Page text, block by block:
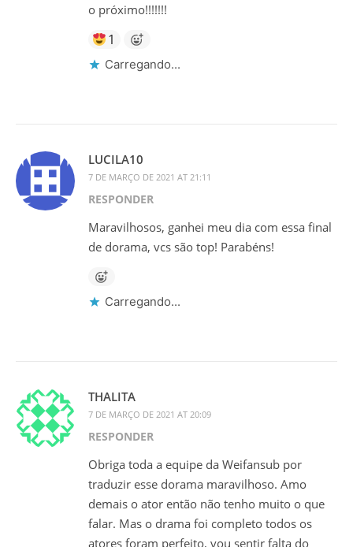
o próximo!!!!!!!
1
Carregando...
LUCILA10
7 DE MARÇO DE 2021 AT 21:11
RESPONDER
Maravilhosos, ganhei meu dia com essa final
de dorama, vcs são top! Parabéns!
Carregando...
THALITA
7 DE MARÇO DE 2021 AT 20:09
RESPONDER
Obriga toda a equipe da Weifansub por
traduzir esse dorama maravilhoso. Amo
demais o ator então não tenho muito o que
falar. Mas o drama foi completo todos os
atores foram perfeito, vou sentir falta do